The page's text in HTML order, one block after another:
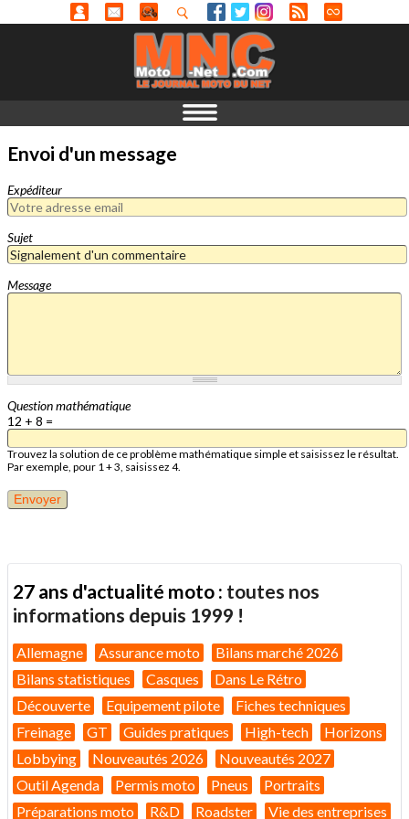
Envoi d'un message
Expéditeur
Sujet
Message
Question mathématique
12 + 8 =
Trouvez la solution de ce problème mathématique simple et saisissez le résultat.
Par exemple, pour 1 + 3, saisissez 4.
27 ans d'actualité moto : toutes nos
informations depuis 1999 !
Allemagne Assurance moto
Bilans marché 2026
Bilans statistiques
Casques
Dans Le Rétro
Découverte
Equipement pilote
Fiches techniques
Freinage
GT Guides pratiques High-tech
Horizons
Lobbying
Nouveautés 2026
Nouveautés 2027
Outil Agenda
Permis moto Pneus
Portraits
Préparations moto
R&D Roadster Vie des entreprises